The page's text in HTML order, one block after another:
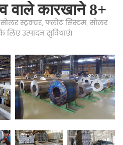
वाले कारखाने 8+
स्ट्रक्चर, फ्लोट सिस्टम, सोलर
लिए उत्पादन सुविधाएं।